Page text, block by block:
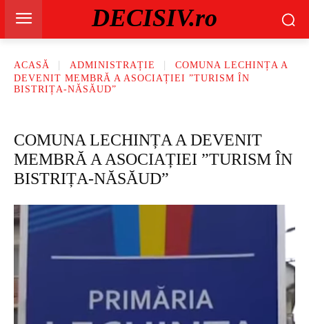
DECISIV.ro
ACASĂ ADMINISTRAȚIE
COMUNA LECHINȚA A
DEVENIT MEMBRĂ A ASOCIAȚIEI ”TURISM ÎN
BISTRIȚA-NĂSĂUD”
COMUNA LECHINȚA A DEVENIT
MEMBRĂ A ASOCIAȚIEI ”TURISM ÎN
BISTRIȚA-NĂSĂUD”